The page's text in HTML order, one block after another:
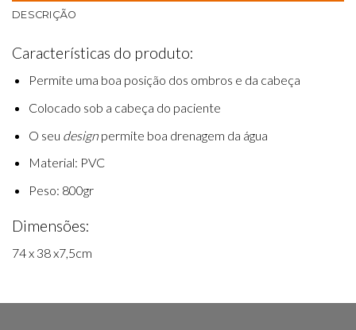
DESCRIÇÃO
Características do produto:
Permite uma boa posição dos ombros e da cabeça
Colocado sob a cabeça do paciente
O seu designpermite boa drenagem da água
Material: PVC
Peso: 800gr
Dimensões:
74 x 38 x7,5cm